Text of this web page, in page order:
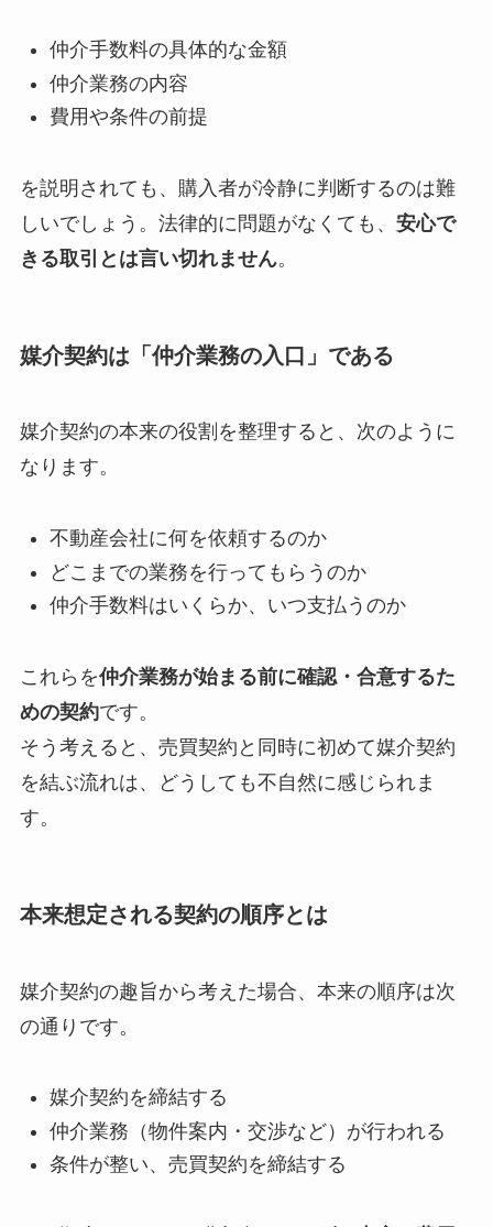
仲介手数料の具体的な金額
仲介業務の内容
費用や条件の前提
を説明されても、購入者が冷静に判断するのは難
しいでしょう。法律的に問題がなくても、 安心で
きる取引とは言い切れません。
媒介契約は「仲介業務の入口」である
媒介契約の本来の役割を整理すると、次のように
なります。
不動産会社に何を依頼するのか
どこまでの業務を行ってもらうのか
仲介手数料はいくらか、いつ支払うのか
これらを仲介業務が始まる前に確認・合意するた
めの契約です。
そう考えると、売買契約と同時に初めて媒介契約
を結ぶ流れは、どうしても不自然に感じられま
す。
本来想定される契約の順序とは
媒介契約の趣旨から考えた場合、本来の順序は次
の通りです。
媒介契約を締結する
仲介業務（物件案内・交渉など）が行われる
条件が整い、売買契約を締結する